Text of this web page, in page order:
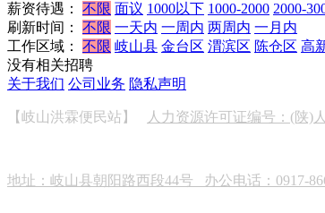
薪资待遇：
不限 面议 1000以下 1000-2000 2000-
刷新时间：
不限 一天内 一周内 两周内 一月内
工作区域：
不限 岐山县 金台区 渭滨区 陈仓区 高
没有相关招聘
关于我们 公司业务 隐私声明
【岐山洪霖便民站】 人力资源许可证编号：(陕)
地址：岐山县朝阳路西段44号 办公电话：0917-